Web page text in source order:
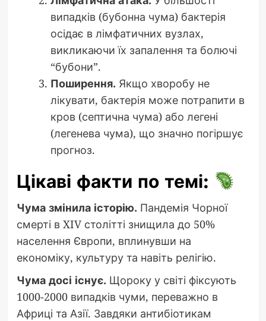
випадків (бубонна чума) бактерія
осідає в лімфатичних вузлах,
викликаючи їх запалення та болючі
“бубони”.
Поширення. Якщо хворобу не
лікувати, бактерія може потрапити в
кров (септична чума) або легені
(легенева чума), що значно погіршує
прогноз.
Цікаві факти по темі:
Чума змінила історію. Пандемія Чорної
смерті в XIV столітті знищила до 50%
населення Європи, вплинувши на
економіку, культуру та навіть релігію.
Чума досі існує. Щороку у світі фіксують
1000-2000 випадків чуми, переважно в
Африці та Азії. Завдяки антибіотикам